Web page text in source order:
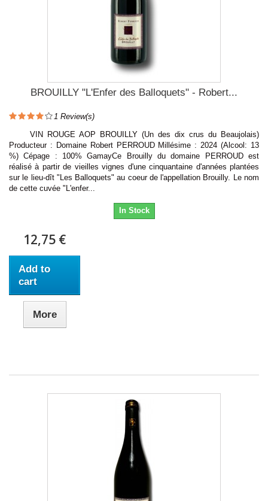
BROUILLY "L'Enfer des Balloquets" - Robert...
1 Review(s)
VIN ROUGE AOP BROUILLY (Un des dix crus du Beaujolais)
Producteur : Domaine Robert PERROUD Millésime : 2024 (Alcool: 13
%) Cépage : 100% GamayCe Brouilly du domaine PERROUD est
réalisé à partir de vieilles vignes d'une cinquantaine d'années plantées
sur le lieu-dît "Les Balloquets" au coeur de l'appellation Brouilly. Le nom
de cette cuvée "L'enfer...
In Stock
12,75 €
Add to
cart
More